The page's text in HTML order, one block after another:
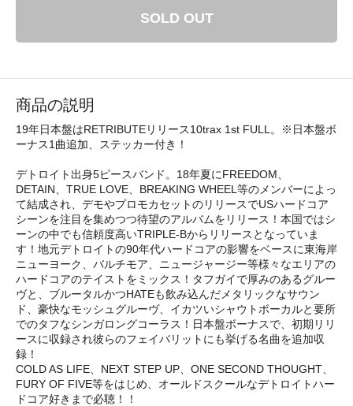
SOLD OUT
商品の説明
19年日本盤はRETRIBUTEリリース10trax 1st FULL。※日本盤ボ
ーナス1曲追加、ステッカー付き！
デトロイト出身5ピースバンド。18年夏にFREEDOM、
DETAIN、TRUE LOVE、BREAKING WHEEL等のメンバーによっ
て結成され、デモやプロモカセットのリリースでUSハードコア
シーンを注目を集めつつ待望のアルバムをリリース！本国ではシ
ーンの中でも信頼度高いTRIPLE-Bからリリースとなっていま
す！地元デトロイトの90年代ハードコアの影響をベースに東海岸
ニューヨーク、バルチモア、ニュージャージー等様々なエリアの
ハードコアのテイストをミックス！タフガイで厚みのあるグルー
ヴと、ブルータルかつHATEも飲み込んだメタリックなサウン
ド、豪快なモッシュグルーヴ、イカツいシャウトボーカルと要所
でのタフなシンガロングコーラス！日本盤ボーナスで、初期リリ
ースに収録され彼らのフェイバリットにも挙げる名曲を追加収
録！
COLD AS LIFE、NEXT STEP UP、ONE SECOND THOUGHT、
FURY OF FIVE等をはじめ、オールドスクールなデトロイトハー
ドコア好きまで必聴！！